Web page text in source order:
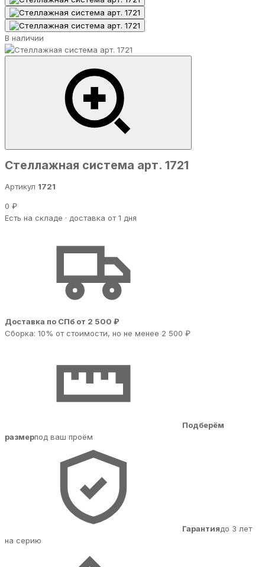
В наличии
Стеллажная система арт. 1721
Артикул 1721
0 ₽
Есть на складе · доставка от 1 дня
Доставка по СПб от 2 500 ₽
Сборка: 10% от стоимости, но не менее 2 500 ₽
Подберём
размерпод ваш проём
Гарантиядо 3 лет
на серию